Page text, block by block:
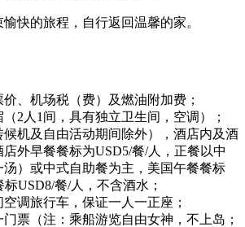
快的旅程，自行返回温馨的家。
、机场税（费）及燃油附加费；
2人1间，具有独立卫生间，空调）；
机及自由活动期间除外），酒店内及酒
外早餐餐标为USD5/餐/人，正餐以中
汤）或中式自助餐为主，美国午餐餐标
USD8/餐/人，不含酒水；
调旅行车，保证一人一正座；
票（注：乘船游览自由女神，不上岛；